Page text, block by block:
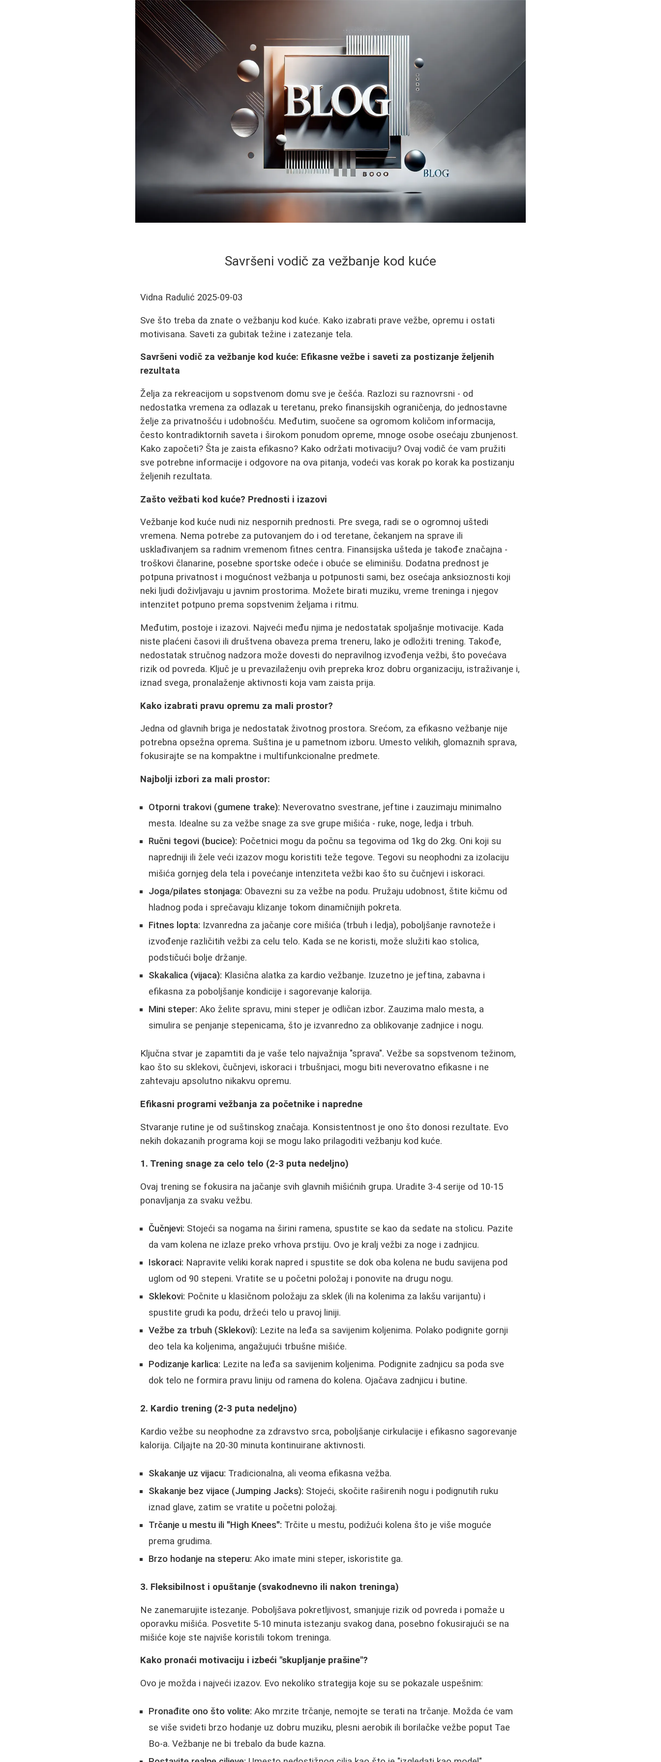
Savršeni vodič za vežbanje kod kuće
Vidna Radulić 2025-09-03
Sve što treba da znate o vežbanju kod kuće. Kako izabrati prave vežbe, opremu i ostati
motivisana. Saveti za gubitak težine i zatezanje tela.
Savršeni vodič za vežbanje kod kuće: Efikasne vežbe i saveti za postizanje željenih
rezultata
Želja za rekreacijom u sopstvenom domu sve je češća. Razlozi su raznovrsni - od
nedostatka vremena za odlazak u teretanu, preko finansijskih ograničenja, do jednostavne
želje za privatnošću i udobnošću. Međutim, suočene sa ogromom količom informacija,
često kontradiktornih saveta i širokom ponudom opreme, mnoge osobe osećaju zbunjenost.
Kako započeti? Šta je zaista efikasno? Kako održati motivaciju? Ovaj vodič će vam pružiti
sve potrebne informacije i odgovore na ova pitanja, vodeći vas korak po korak ka postizanju
željenih rezultata.
Zašto vežbati kod kuće? Prednosti i izazovi
Vežbanje kod kuće nudi niz nespornih prednosti. Pre svega, radi se o ogromnoj uštedi
vremena. Nema potrebe za putovanjem do i od teretane, čekanjem na sprave ili
usklađivanjem sa radnim vremenom fitnes centra. Finansijska ušteda je takođe značajna -
troškovi članarine, posebne sportske odeće i obuće se eliminišu. Dodatna prednost je
potpuna privatnost i mogućnost vežbanja u potpunosti sami, bez osećaja anksioznosti koji
neki ljudi doživljavaju u javnim prostorima. Možete birati muziku, vreme treninga i njegov
intenzitet potpuno prema sopstvenim željama i ritmu.
Međutim, postoje i izazovi. Najveći među njima je nedostatak spoljašnje motivacije. Kada
niste plaćeni časovi ili društvena obaveza prema treneru, lako je odložiti trening. Takođe,
nedostatak stručnog nadzora može dovesti do nepravilnog izvođenja vežbi, što povećava
rizik od povreda. Ključ je u prevazilaženju ovih prepreka kroz dobru organizaciju, istraživanje i,
iznad svega, pronalaženje aktivnosti koja vam zaista prija.
Kako izabrati pravu opremu za mali prostor?
Jedna od glavnih briga je nedostatak životnog prostora. Srećom, za efikasno vežbanje nije
potrebna opsežna oprema. Suština je u pametnom izboru. Umesto velikih, glomaznih sprava,
fokusirajte se na kompaktne i multifunkcionalne predmete.
Najbolji izbori za mali prostor:
Otporni trakovi (gumene trake): Neverovatno svestrane, jeftine i zauzimaju minimalno
mesta. Idealne su za vežbe snage za sve grupe mišića - ruke, noge, ledja i trbuh.
Ručni tegovi (bucice): Početnici mogu da počnu sa tegovima od 1kg do 2kg. Oni koji su
napredniji ili žele veći izazov mogu koristiti teže tegove. Tegovi su neophodni za izolaciju
mišića gornjeg dela tela i povećanje intenziteta vežbi kao što su čučnjevi i iskoraci.
Joga/pilates stonjaga: Obavezni su za vežbe na podu. Pružaju udobnost, štite kičmu od
hladnog poda i sprečavaju klizanje tokom dinamičnijih pokreta.
Fitnes lopta: Izvanredna za jačanje core mišića (trbuh i ledja), poboljšanje ravnoteže i
izvođenje različitih vežbi za celu telo. Kada se ne koristi, može služiti kao stolica,
podstičući bolje držanje.
Skakalica (vijaca): Klasična alatka za kardio vežbanje. Izuzetno je jeftina, zabavna i
efikasna za poboljšanje kondicije i sagorevanje kalorija.
Mini steper: Ako želite spravu, mini steper je odličan izbor. Zauzima malo mesta, a
simulira se penjanje stepenicama, što je izvanredno za oblikovanje zadnjice i nogu.
Ključna stvar je zapamtiti da je vaše telo najvažnija "sprava". Vežbe sa sopstvenom težinom,
kao što su sklekovi, čučnjevi, iskoraci i trbušnjaci, mogu biti neverovatno efikasne i ne
zahtevaju apsolutno nikakvu opremu.
Efikasni programi vežbanja za početnike i napredne
Stvaranje rutine je od suštinskog značaja. Konsistentnost je ono što donosi rezultate. Evo
nekih dokazanih programa koji se mogu lako prilagoditi vežbanju kod kuće.
1. Trening snage za celo telo (2-3 puta nedeljno)
Ovaj trening se fokusira na jačanje svih glavnih mišićnih grupa. Uradite 3-4 serije od 10-15
ponavljanja za svaku vežbu.
Čučnjevi: Stojeći sa nogama na širini ramena, spustite se kao da sedate na stolicu. Pazite
da vam kolena ne izlaze preko vrhova prstiju. Ovo je kralj vežbi za noge i zadnjicu.
Iskoraci: Napravite veliki korak napred i spustite se dok oba kolena ne budu savijena pod
uglom od 90 stepeni. Vratite se u početni položaj i ponovite na drugu nogu.
Sklekovi: Počnite u klasičnom položaju za sklek (ili na kolenima za lakšu varijantu) i
spustite grudi ka podu, držeći telo u pravoj liniji.
Vežbe za trbuh (Sklekovi): Lezite na leđa sa savijenim koljenima. Polako podignite gornji
deo tela ka koljenima, angažujući trbušne mišiće.
Podizanje karlica: Lezite na leđa sa savijenim koljenima. Podignite zadnjicu sa poda sve
dok telo ne formira pravu liniju od ramena do kolena. Ojačava zadnjicu i butine.
2. Kardio trening (2-3 puta nedeljno)
Kardio vežbe su neophodne za zdravstvo srca, poboljšanje cirkulacije i efikasno sagorevanje
kalorija. Ciljajte na 20-30 minuta kontinuirane aktivnosti.
Skakanje uz vijacu: Tradicionalna, ali veoma efikasna vežba.
Skakanje bez vijace (Jumping Jacks): Stojeći, skočite raširenih nogu i podignutih ruku
iznad glave, zatim se vratite u početni položaj.
Trčanje u mestu ili "High Knees": Trčite u mestu, podižući kolena što je više moguće
prema grudima.
Brzo hodanje na steperu: Ako imate mini steper, iskoristite ga.
3. Fleksibilnost i opuštanje (svakodnevno ili nakon treninga)
Ne zanemarujite istezanje. Poboljšava pokretljivost, smanjuje rizik od povreda i pomaže u
oporavku mišića. Posvetite 5-10 minuta istezanju svakog dana, posebno fokusirajući se na
mišiće koje ste najviše koristili tokom treninga.
Kako pronaći motivaciju i izbeći "skupljanje prašine"?
Ovo je možda i najveći izazov. Evo nekoliko strategija koje su se pokazale uspešnim:
Pronađite ono što volite: Ako mrzite trčanje, nemojte se terati na trčanje. Možda će vam
se više svideti brzo hodanje uz dobru muziku, plesni aerobik ili borilačke vežbe poput Tae
Bo-a. Vežbanje ne bi trebalo da bude kazna.